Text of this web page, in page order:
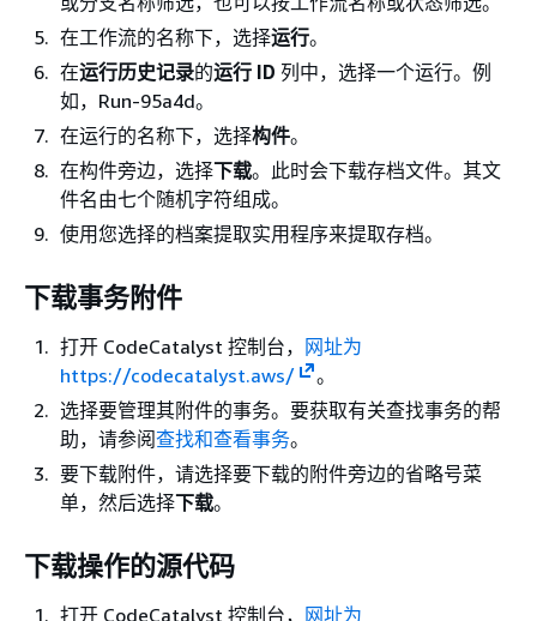
在工作流的名称下，选择运行。
在运行历史记录的运行 ID 列中，选择一个运行。例
如，Run-95a4d。
在运行的名称下，选择构件。
在构件旁边，选择下载。此时会下载存档文件。其文
件名由七个随机字符组成。
使用您选择的档案提取实用程序来提取存档。
下载事务附件
打开 CodeCatalyst 控制台， 网址为
https://codecatalyst.aws/
。
选择要管理其附件的事务。要获取有关查找事务的帮
助，请参阅查找和查看事务。
要下载附件，请选择要下载的附件旁边的省略号菜
单，然后选择下载。
下载操作的源代码
打开 CodeCatalyst 控制台， 网址为